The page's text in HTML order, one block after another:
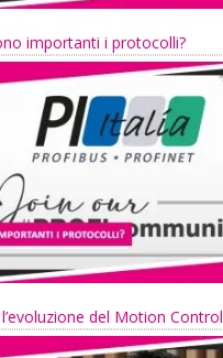
importanti i protocolli?
del Motion Control